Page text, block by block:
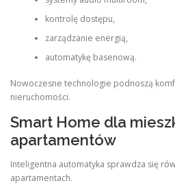
kontrolę dostępu,
zarządzanie energią,
automatykę basenową.
Nowoczesne technologie podnoszą
nieruchomości.
Smart Home dla
apartamentów
Inteligentna automatyka sprawdza się
apartamentach.